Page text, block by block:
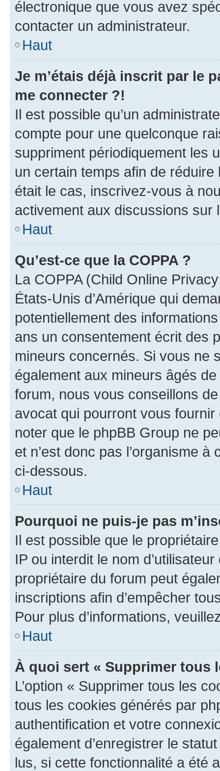
électronique que vous avez
contacter un administrateur.
Haut
Je m’étais déjà inscrit par le
me connecter ?!
Il est possible qu’un
compte pour une quelconque
suppriment périodiquement les
un certain temps afin de
était le cas, inscrivez-vous à
activement aux discussions sur
Haut
Qu’est-ce que la COPPA ?
La COPPA (Child Online
États-Unis d’Amérique qui
potentiellement des
ans un consentement écrit des
mineurs concernés. Si vous ne
également aux mineurs âgés
forum, nous vous conseillons
avocat qui pourront vous
noter que le phpBB Group ne
et n’est donc pas l’organisme
ci-dessous.
Haut
Pourquoi ne puis-je pas
Il est possible que le
IP ou interdit le nom
propriétaire du forum peut
inscriptions afin d’empêcher
Pour plus d’informations,
Haut
À quoi sert « Supprimer tous
L’option « Supprimer tous les
tous les cookies générés par
authentification et votre
également d’enregistrer le
lus, si cette fonctionnalité a été